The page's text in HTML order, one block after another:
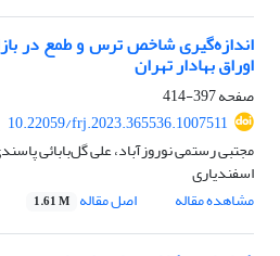
اندازه‌گیری شاخص ترس و طمع در
اوراق بهادار تهران
صفحه397-414
10.22059/frj.2023.365536.1007511
مجتبی رستمی نوروزآباد، علی گل‌بابائی
اسفندیاری
مشاهده مقاله
اصل مقاله 1.61 M